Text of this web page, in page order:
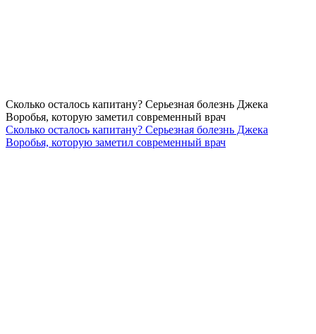
Сколько осталось капитану? Серьезная болезнь Джека
Воробья, которую заметил современный врач
Сколько осталось капитану? Серьезная болезнь Джека
Воробья, которую заметил современный врач